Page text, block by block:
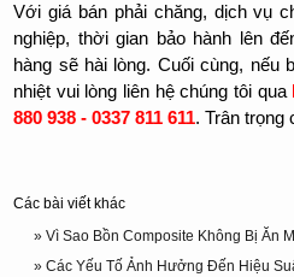
Với giá bán phải chăng, dịch vụ
nghiệp, thời gian bảo hành lên
hàng sẽ hài lòng. Cuối cùng, nếu
nhiệt vui lòng liên hệ chúng tôi qua
880 938 - 0337 811 611. Trân trọng
Các bài viết khác
» Vì Sao Bồn Composite Không Bị Ăn
» Các Yếu Tố Ảnh Hưởng Đến Hiệu